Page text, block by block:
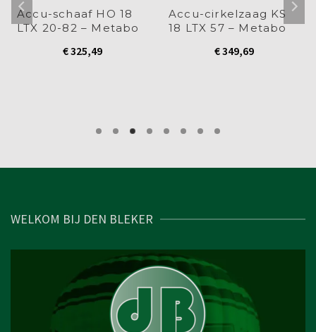
Accu-schaaf HO 18
LTX 20-82 – Metabo
€325,49
Accu-cirkelzaag KS
18 LTX 57 – Metabo
€349,69
WELKOM BIJ DEN BLEKER